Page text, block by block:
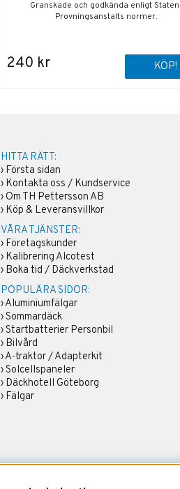
Granskade och godkända enligt
Provningsanstalts normer.
240 kr KÖP!
HITTA RÄTT:
› Första sidan
› Kontakta oss / Kundservice
› Om TH Pettersson AB
› Köp & Leveransvillkor
VÅRA TJÄNSTER:
› Företagskunder
› Kalibrering Alcotest
› Boka tid / Däckverkstad
POPULÄRA SIDOR:
›Aluminiumfälgar
›Sommardäck
›Startbatterier Personbil
› Bilvård
›A-traktor / Adapterkit
›Solcellspaneler
› Däckhotell Göteborg
› Fälgar